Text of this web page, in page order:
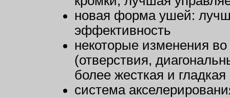
новая форма ушей:
эффективность
некоторые изменения
(отверствия,
более жесткая и
система